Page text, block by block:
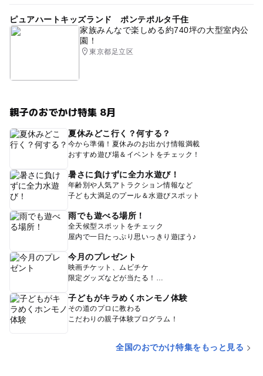
ピュアハートキッズランド ポンテポルタ千住
家族みんなで楽しめる約740坪の大型室内公
園！
東京都足立区
親子のおでかけ特集 8月
夏休みどこ行く？何する？
今から準備！夏休みのお出かけ情報満載
おすすめ遊び場＆イベントをチェック！
暑さに負けずに全力水遊び！
年齢別や人気アトラクション情報など
子ども大満足のプール＆水遊びスポット
雨でも遊べる場所！
全天候型スポットをチェック
屋内で一日たっぷり思いっきり遊ぼう♪
今月のプレゼント
映画チケット、ムビチケ
限定グッズなどが当たる！
子どもがキラめくホンモノ体験
その道のプロに教わる
こだわりの親子体験プログラム！
全国のおでかけ特集をもっと見る